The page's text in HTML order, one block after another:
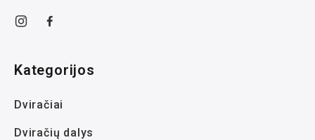
Kategorijos
Dviračiai
Dviračių dalys